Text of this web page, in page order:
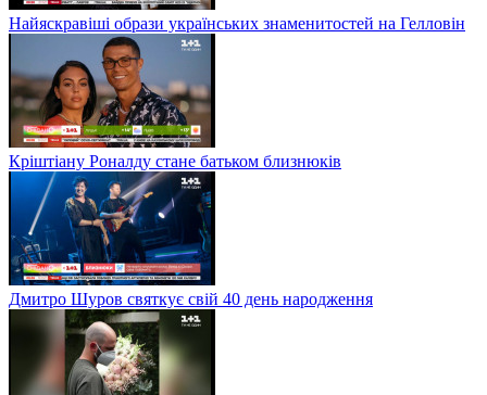
Найяскравіші образи українських знаменитостей на Гелловін
Кріштіану Роналду стане батьком близнюків
Дмитро Шуров святкує свій 40 день народження